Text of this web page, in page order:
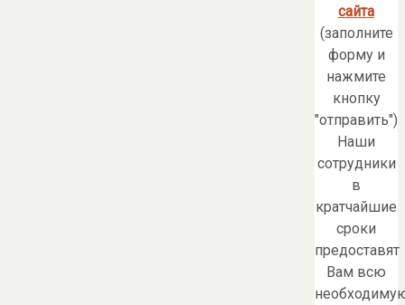
сайта
(заполните
форму и
нажмите
кнопку
"отправить")
Наши
сотрудники
в
кратчайшие
сроки
предоставят
Вам всю